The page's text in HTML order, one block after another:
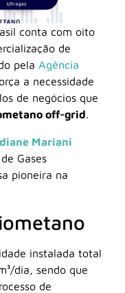
conta com oito
de
pela Agência
a necessidade
de negócios que
off-grid
Mariani
Gases
pioneira na
instalada total
dia, sendo que
de